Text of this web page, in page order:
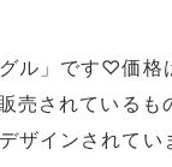
ル」です♡価格
されているも
ザインされてい